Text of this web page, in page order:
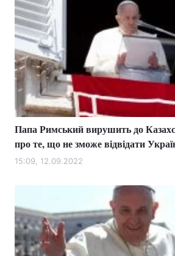
Папа Римський вирушить до
про те, що не зможе відвідати
15:09, 12.09.2022